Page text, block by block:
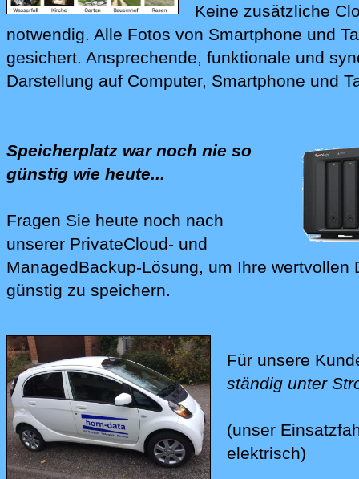
Keine zusätzliche
notwendig. Alle Fotos von Smartphone und
gesichert. Ansprechende, funktionale und
Darstellung auf Computer, Smartphone und
Speicherplatz war noch nie so
günstig wie heute...
Fragen Sie heute noch nach
unserer PrivateCloud- und
Mana‍ged­Backup-Lösung, um Ihre wertvollen
günstig zu speichern.
Für unsere
ständig unter
(unser
elektrisch)